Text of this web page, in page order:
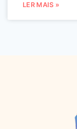
LER MAIS »